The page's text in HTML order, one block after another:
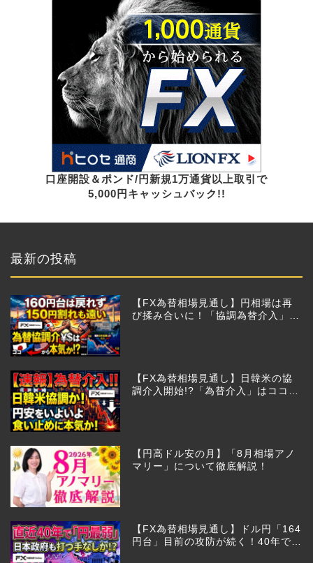
口座開設＆ポンド/円新規1万通貨以上取引で
5,000円キャッシュバック!!
最新の投稿
【FX為替相場見通し】円相場は再
び揉み合いに！「協調為替介入」再
【FX為替相場見通し】日韓米の協
調介入開始!?「為替介入」はココか
【円高ドル安の月】「8月相場アノ
マリー」について徹底解説！
【FX為替相場見通し】ドル円「164
円台」目前の攻防が続く！40年で円